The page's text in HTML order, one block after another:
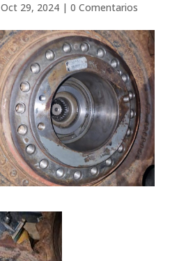
Oct 29, 2024| 0 Comentarios